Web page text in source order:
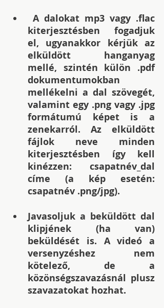
A dalokat mp3 vagy .flac
kiterjesztésben fogadjuk
el, ugyanakkor kérjük az
elküldött hanganyag
mellé, szintén külön .pdf
dokumentumokban
mellékelni a dal szövegét,
valamint egy .png vagy .jpg
formátumú képet is a
zenekarról. Az elküldött
fájlok neve minden
kiterjesztésben így kell
kinézzen: csapatnév_dal
címe (a kép esetén:
csapatnév .png/jpg).
Javasoljuk a beküldött dal
klipjének (ha van)
beküldését is. A videó a
versenyzéshez nem
kötelező, de a
közönségszavazásnál plusz
szavazatokat hozhat.